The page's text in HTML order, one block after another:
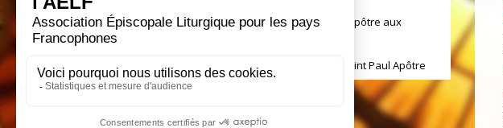
Lettre de saint Paul Apôtre aux
Première lettre de saint Paul Apôtre
aux Thessaloniciens
Deuxième lettre de saint Paul Apôtre
aux Thessaloniciens